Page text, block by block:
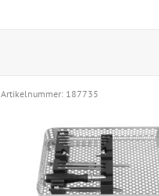
Artikelnummer: 187735